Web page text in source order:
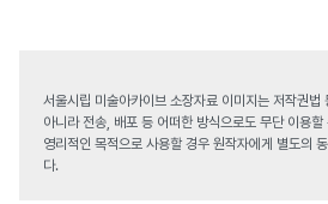
서울시립 미술아카이브 소장자료 이미지는 저작권법
아니라 전송, 배포 등 어떠한 방식으로도 무단 이용할
영리적인 목적으로 사용할 경우 원작자에게 별도의
다.